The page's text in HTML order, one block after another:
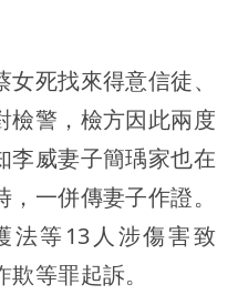
死找來得意信徒、
檢警，檢方因此兩度
李威妻子簡瑀家也在
一併傳妻子作證。
法等13人涉傷害致
等罪起訴。